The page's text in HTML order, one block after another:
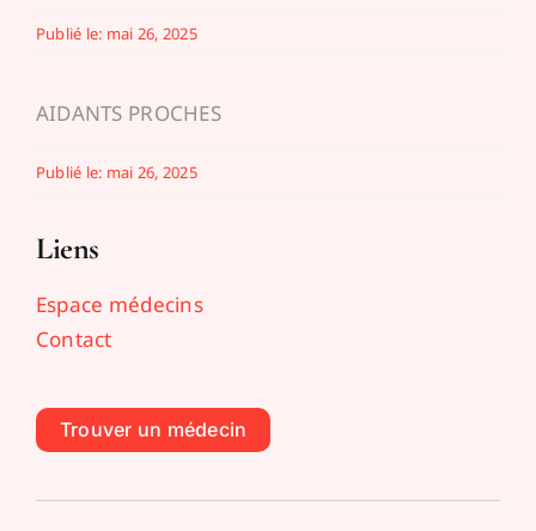
Publié le: mai 26, 2025
AIDANTS PROCHES
Publié le: mai 26, 2025
Liens
Espace médecins
Contact
Trouver un médecin